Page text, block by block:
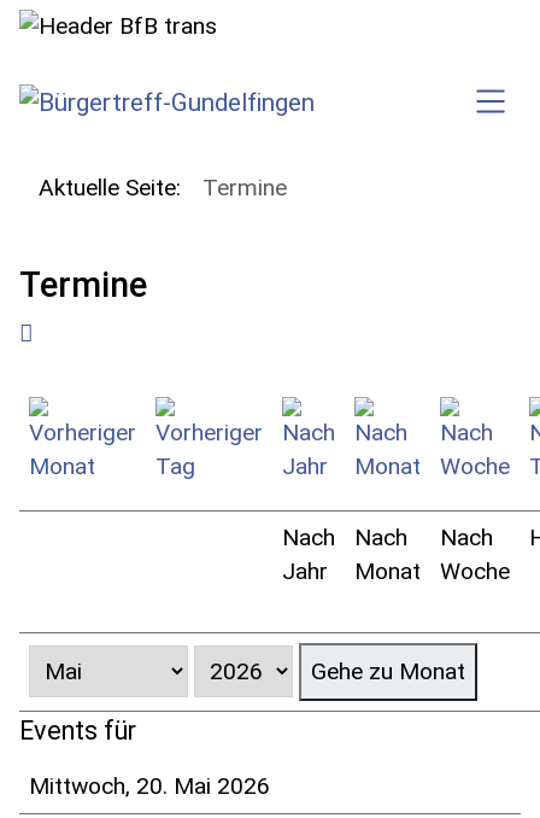
SKIP TO MAIN CONTENT
Aktuelle Seite: Termine
Termine
Nach
Jahr
Nach
Monat
Nach
Woche
Gehe zu Monat
Events für
Mittwoch, 20. Mai 2026